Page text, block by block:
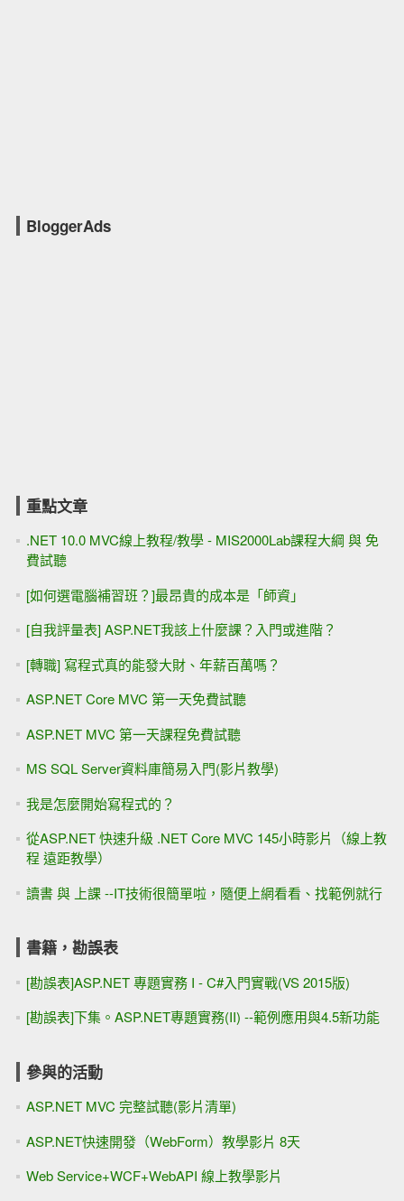
BloggerAds
重點文章
.NET 10.0 MVC線上教程/教學 - MIS2000Lab課程大綱 與 免
費試聽
[如何選電腦補習班？]最昂貴的成本是「師資」
[自我評量表] ASP.NET我該上什麼課？入門或進階？
[轉職] 寫程式真的能發大財、年薪百萬嗎？
ASP.NET Core MVC 第一天免費試聽
ASP.NET MVC 第一天課程免費試聽
MS SQL Server資料庫簡易入門(影片教學)
我是怎麼開始寫程式的？
從ASP.NET 快速升級 .NET Core MVC 145小時影片（線上教
程 遠距教學）
讀書 與 上課 --IT技術很簡單啦，隨便上網看看、找範例就行
書籍，勘誤表
[勘誤表]ASP.NET 專題實務 I - C#入門實戰(VS 2015版)
[勘誤表]下集。ASP.NET專題實務(II) --範例應用與4.5新功能
參與的活動
ASP.NET MVC 完整試聽(影片清單)
ASP.NET快速開發（WebForm）教學影片 8天
Web Service+WCF+WebAPI 線上教學影片